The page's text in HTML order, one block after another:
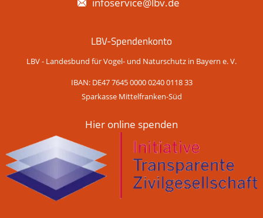
LBV-Spendenkonto
LBV - Landesbund für Vogel- und Naturschutz in Bayern e. V.
IBAN: DE47 7645 0000 0240 0118 33
Sparkasse Mittelfranken-Süd
Hier online spenden